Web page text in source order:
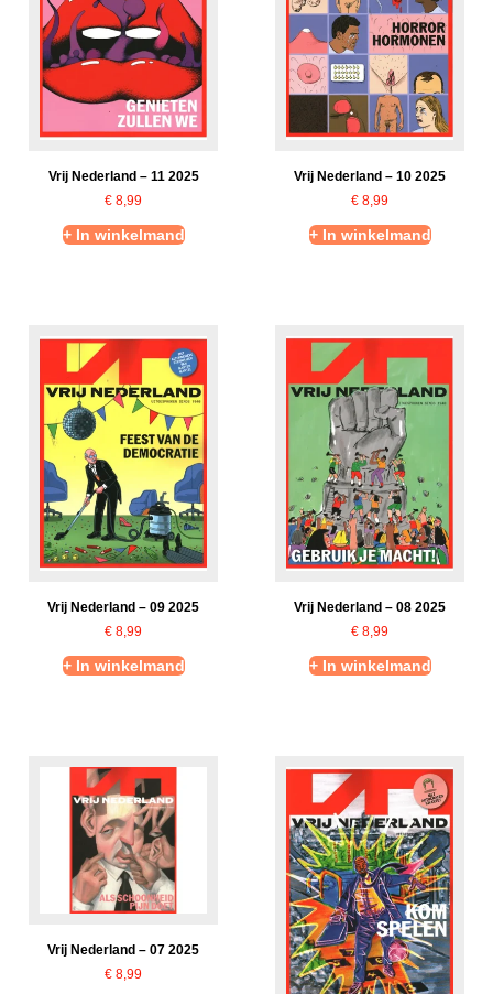
Vrij Nederland – 11 2025
€ 8,99
+ In winkelmand
Vrij Nederland – 10 2025
€ 8,99
+ In winkelmand
Vrij Nederland – 09 2025
€ 8,99
+ In winkelmand
Vrij Nederland – 08 2025
€ 8,99
+ In winkelmand
Vrij Nederland – 07 2025
€ 8,99